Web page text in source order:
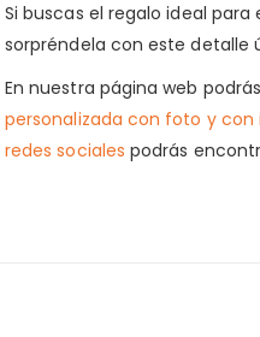
Si buscas el regalo ideal
sorpréndela con este detalle
En nuestra página web
personalizada con foto y con
redes sociales podrás